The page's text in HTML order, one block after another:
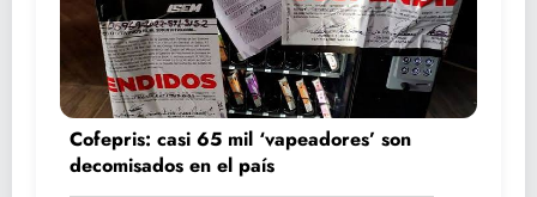
Cofepris: casi 65 mil ‘vapeadores’ son
decomisados en el país